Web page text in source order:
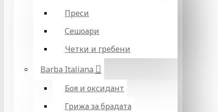
Преси
Сешоари
Четки и гребени
Barba Italiana
Боя и оксидант
Грижа за брадата